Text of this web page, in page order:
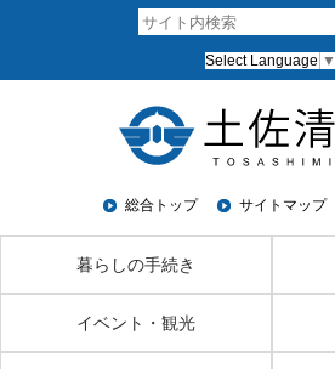
Select Language ▼
総合トップ サイトマップ
暮らしの手続き
イベント・観光